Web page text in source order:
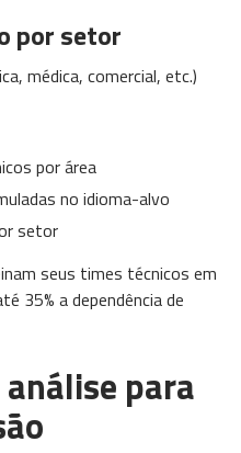
por setor
médica, comercial, etc.)
por área
no idioma-alvo
setor
seus times técnicos em
35% a dependência de
para